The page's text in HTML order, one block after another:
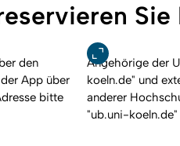
den
App über
bitte
Angehörige der
koeln.de" und
anderer
"ub.uni-koeln.de"